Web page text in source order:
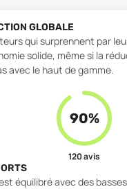
GLOBALE
qui surprennent par
solide, même si la
avec le haut de gamme.
90%
120avis
équilibré avec des